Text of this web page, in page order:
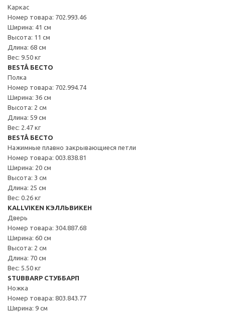
Каркас
Номер товара: 702.993.46
Ширина: 41 см
Высота: 11 см
Длина: 68 см
Вес: 9.50 кг
BESTÅ БЕСТО
Полка
Номер товара: 702.994.74
Ширина: 36 см
Высота: 2 см
Длина: 59 см
Вес: 2.47 кг
BESTÅ БЕСТО
Нажимные плавно закрывающиеся петли
Номер товара: 003.838.81
Ширина: 20 см
Высота: 3 см
Длина: 25 см
Вес: 0.26 кг
KALLVIKEN КЭЛЛЬВИКЕН
Дверь
Номер товара: 304.887.68
Ширина: 60 см
Высота: 2 см
Длина: 70 см
Вес: 5.50 кг
STUBBARP СТУББАРП
Ножка
Номер товара: 803.843.77
Ширина: 9 см